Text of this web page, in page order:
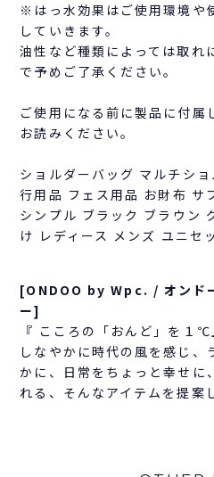
※はっ水効果はご使用環境や
していきます。
油性など種類によっては取れ
で予めご了承ください。
ご使用になる前に製品に付属
お読みください。
ショルダーバッグ マルチシ
行用品 フェス用品 お財布 サ
シンプル ブラック ブラウン
け レディース メンズ ユニセ
[ONDOO by Wpc. / オンド
ー]
『 こころの「おんど」を１℃
しなやかに時代の風を感じ、
かに、日常をちょっと幸せに
れる、そんなアイテムを提案